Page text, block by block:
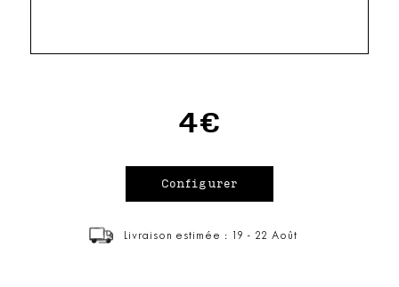
4€
Livraison estimée : 19 - 22 Août